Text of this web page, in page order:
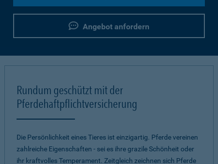
Angebot anfordern
Rundum geschützt mit der
Pferdehaftpflichtversicherung
Die Persönlichkeit eines Tieres ist einzigartig. Pferde vereinen
zahlreiche Eigenschaften - sei es ihre grazile Schönheit oder
ihr kraftvolles Temperament. Zeitgleich zeichnen sich Pferde